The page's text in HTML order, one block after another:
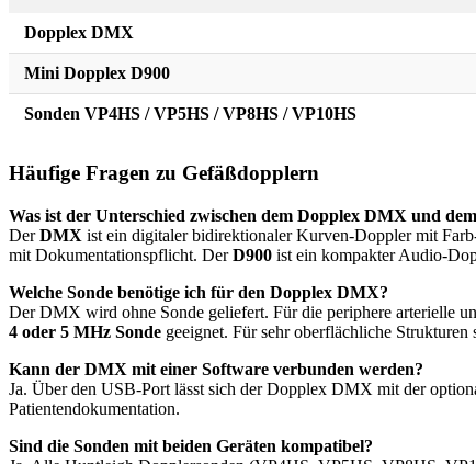
Dopplex DMX
Mini Dopplex D900
Sonden VP4HS / VP5HS / VP8HS / VP10HS
Häufige Fragen zu Gefäßdopplern
Was ist der Unterschied zwischen dem Dopplex DMX und
DerDMX ist ein digitaler bidirektionaler Kurven-Doppler mit
mit Dokumentationspflicht. DerD900 ist ein kompakter Audio-
Welche Sonde benötige ich für den Dopplex DMX?
Der DMX wird ohne Sonde geliefert. Für die periphere arterielle
4 oder 5 MHz Sonde geeignet. Für sehr oberflächliche Strukturen
Kann der DMX mit einer Software verbunden werden?
Ja. Über den USB-Port lässt sich der Dopplex DMX mit der
Patientendokumentation.
Sind die Sonden mit beiden Geräten kompatibel?